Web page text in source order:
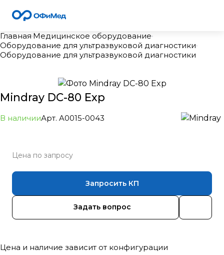
Главная Медицинское оборудование
Оборудование для ультразвуковой диагностики
Оборудование для ультразвуковой диагностики
Mindray DC-80 Exp
В наличииАрт. A0015-0043
Цена по запросу
Запросить КП
Задать вопрос
Цена и наличие зависит от конфигурации